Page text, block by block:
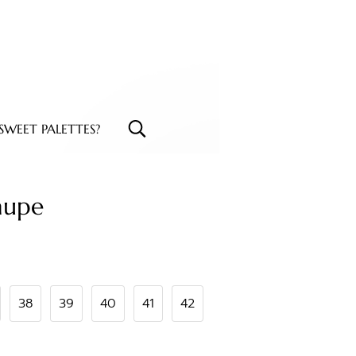
PALETTES?
38 39 40 41 42